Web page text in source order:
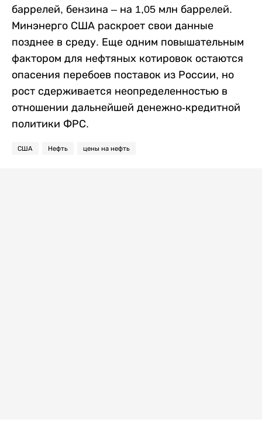
баррелей, бензина – на 1,05 млн баррелей.
Минэнерго США раскроет свои данные
позднее в среду. Еще одним повышательным
фактором для нефтяных котировок остаются
опасения перебоев поставок из России, но
рост сдерживается неопределенностью в
отношении дальнейшей денежно-кредитной
политики ФРС.
США Нефть цены на нефть